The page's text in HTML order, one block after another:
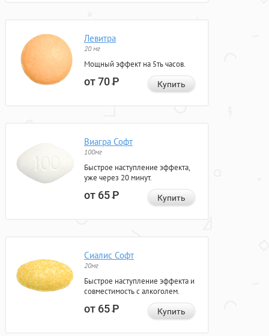
Левитра
20 мг
Мощный эффект на 5ть часов.
от 70Р Купить
Виагра Софт
100мг
Быстрое наступление эффекта,
уже через 20 минут.
от 65Р Купить
Сиалис Софт
20мг
Быстрое наступление эффекта и
совместимость с алкоголем.
от 65Р Купить